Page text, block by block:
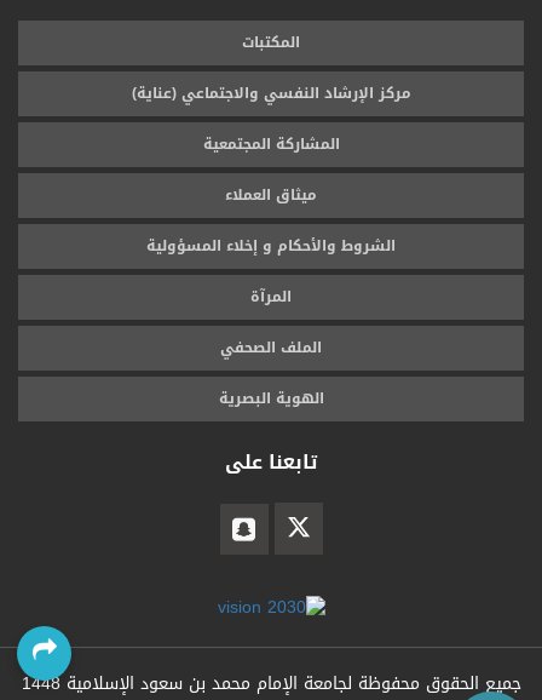
المكتبات
مركز الإرشاد النفسي والاجتماعي (عناية)
المشاركة المجتمعية
ميثاق العملاء
الشروط والأحكام و إخلاء المسؤولية
المرآة
الملف الصحفي
الهوية البصرية
تابعنا على
جميع الحقوق محفوظة لجامعة الإمام محمد بن سعود الإسلامية1448